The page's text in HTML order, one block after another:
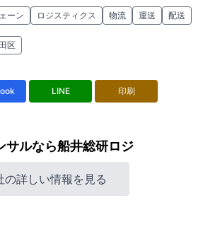
ーン ロジスティクス 物流 運送 配送
区
LINE 印刷
サルなら船井総研ロジ
の詳しい情報を見る